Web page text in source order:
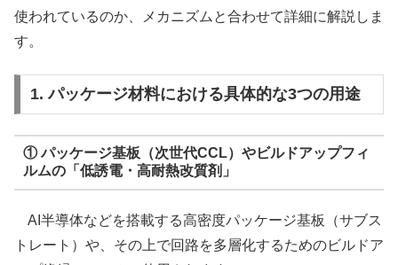
使われているのか、メカニズムと合わせて詳細に解説しま
す。
1. パッケージ材料における具体的な3つの用途
① パッケージ基板（次世代CCL）やビルドアップフィ
ルムの「低誘電・高耐熱改質剤」
AI半導体などを搭載する高密度パッケージ基板（サブス
トレート）や、その上で回路を多層化するためのビルドア